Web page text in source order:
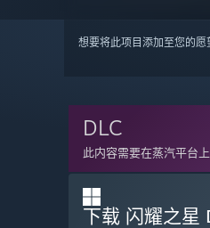
想要将此项目添加至您的
DLC
此内容需要在蒸汽平台
下载 闪耀之星